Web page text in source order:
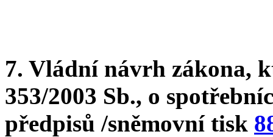
7. Vládní návrh zákona,
353/2003 Sb., o
předpisů /sněmovní tisk